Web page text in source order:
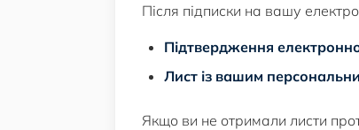
Після підписки на вашу
Підтвердження
Лист із вашим
Якщо ви не отримали листи